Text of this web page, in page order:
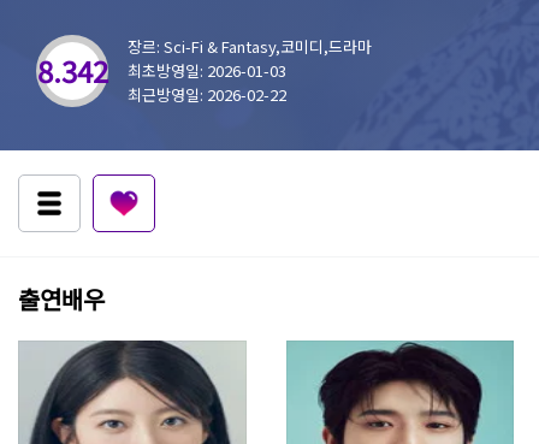
8.342
장르: Sci-Fi & Fantasy,코미디,드라마
최초방영일: 2026-01-03
최근방영일: 2026-02-22
출연배우